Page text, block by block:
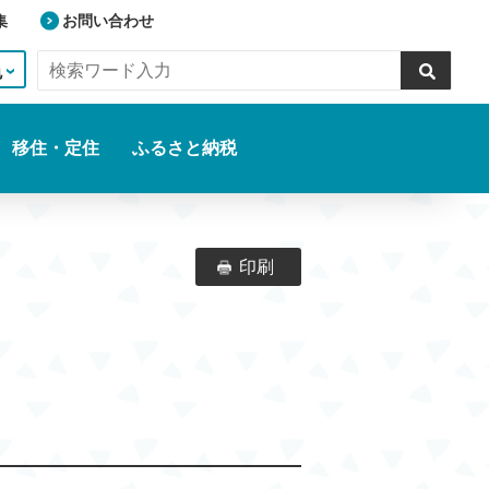
お問い合わせ
移住・定住 ふるさと納税
印刷